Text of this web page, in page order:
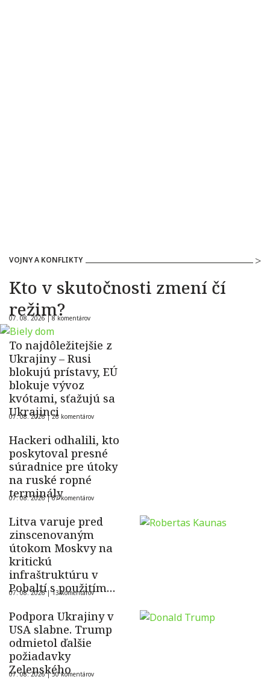
VOJNY A KONFLIKTY
Kto v skutočnosti zmení čí
režim?
07. 08. 2026 |8 komentárov
To najdôležitejšie z
Ukrajiny – Rusi
blokujú prístavy, EÚ
blokuje vývoz
kvótami, sťažujú sa
Ukrajinci
07. 08. 2026 |26 komentárov
Hackeri odhalili, kto
poskytoval presné
súradnice pre útoky
na ruské ropné
terminály
07. 08. 2026 |67 komentárov
Litva varuje pred
zinscenovaným
útokom Moskvy na
kritickú
infraštruktúru v
Pobaltí s použitím
ukrajinského dronu
07. 08. 2026 |13 komentárov
Podpora Ukrajiny v
USA slabne. Trump
odmietol ďalšie
požiadavky
Zelenského
07. 08. 2026 |50 komentárov